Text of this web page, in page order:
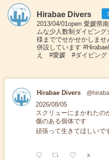
Hirabae Divers
2013/04/01open 愛媛県
ムな少人数制ダイビン
様まででせかせかしませ
併設しています
え #愛媛 #ダイビング
Hirabae Divers
2026/08/05
スクリューにまかれたの
傷のある個体です
頑張って生きてほしいで
X